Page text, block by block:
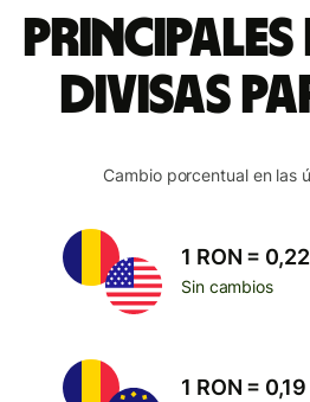
Principales
divisas
Cambio porcentual en las
1 RON =
Sin cambios
1 RON = 0,19